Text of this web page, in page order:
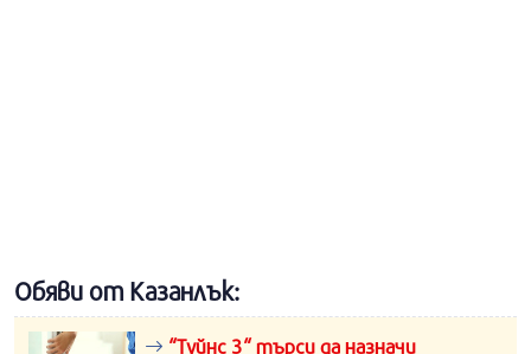
Обяви от Казанлък:
“Туйнс 3“ търси да назначи